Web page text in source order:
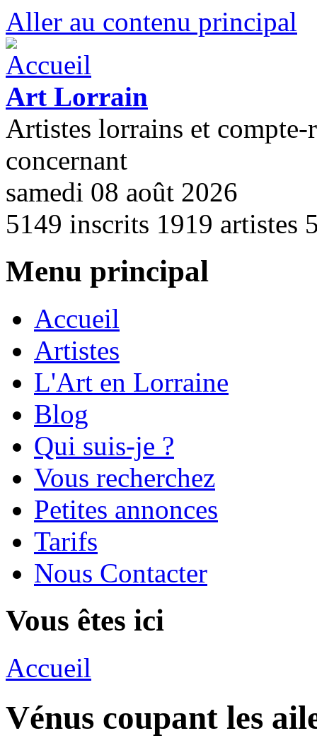
Aller au contenu principal
Art Lorrain
Artistes lorrains et compte-
concernant
samedi 08 août 2026
5149 inscrits 1919 artistes
Menu principal
Accueil
Artistes
L'Art en Lorraine
Blog
Qui suis-je ?
Vous recherchez
Petites annonces
Tarifs
Nous Contacter
Vous êtes ici
Accueil
Vénus coupant les